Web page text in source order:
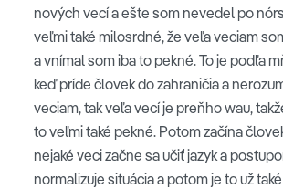
nových vecí a ešte som nevedel po
veľmi také milosrdné, že veľa veciam
a vnímal som iba to pekné. To je podľa
keď príde človek do zahraničia a
veciam, tak veľa vecí je preňho wau,
to veľmi také pekné. Potom začína
nejaké veci začne sa učiť jazyk a
normalizuje situácia a potom je to už